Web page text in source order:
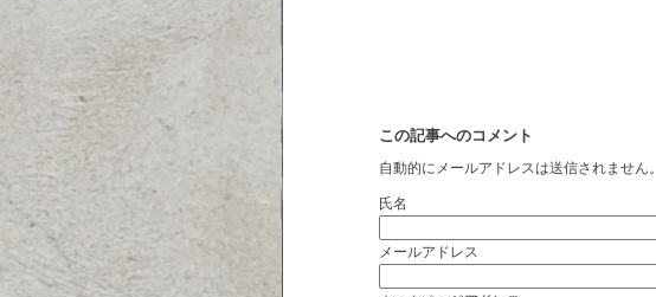
この記事へのコメント
自動的にメールアドレスは送信されません。
氏名
メールアドレス